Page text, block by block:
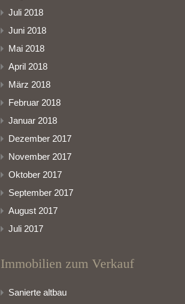
Juli 2018
Juni 2018
Mai 2018
April 2018
März 2018
Februar 2018
Januar 2018
Dezember 2017
November 2017
Oktober 2017
September 2017
August 2017
Juli 2017
Immobilien zum Verkauf
Sanierte altbau